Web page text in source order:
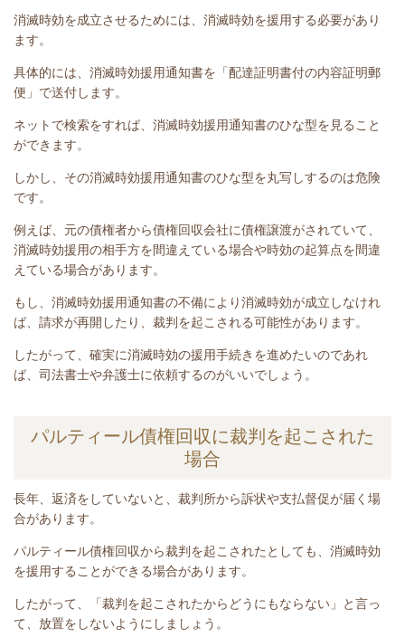
消滅時効を成立させるためには、消滅時効を援用する必要があり
ます。
具体的には、消滅時効援用通知書を「配達証明書付の内容証明郵
便」で送付します。
ネットで検索をすれば、消滅時効援用通知書のひな型を見ること
ができます。
しかし、その消滅時効援用通知書のひな型を丸写しするのは危険
です。
例えば、元の債権者から債権回収会社に債権譲渡がされていて、
消滅時効援用の相手方を間違えている場合や時効の起算点を間違
えている場合があります。
もし、消滅時効援用通知書の不備により消滅時効が成立しなけれ
ば、請求が再開したり、裁判を起こされる可能性があります。
したがって、確実に消滅時効の援用手続きを進めたいのであれ
ば、司法書士や弁護士に依頼するのがいいでしょう。
パルティール債権回収に裁判を起こされた
場合
長年、 返済をしていないと
、裁判所から訴状や支払督促が届く場
合があります。
パルティール債権回収から裁判を起こされたとしても、消滅時効
を援用することができる場合があります。
したがって、「裁判を起こされたからどうにもならない」と言っ
て、放置をしないようにしましょう。